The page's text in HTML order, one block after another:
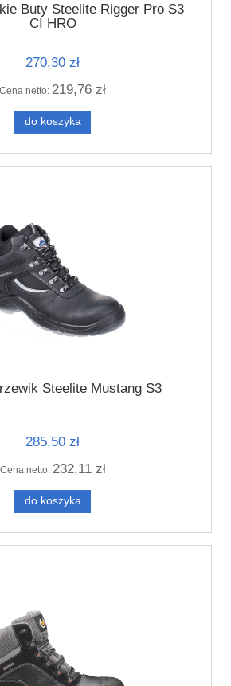
Buty Steelite Rigger Pro S3
CI HRO
270,30 zł
Cena netto: 219,76 zł
do koszyka
Steelite Mustang S3
285,50 zł
Cena netto: 232,11 zł
do koszyka